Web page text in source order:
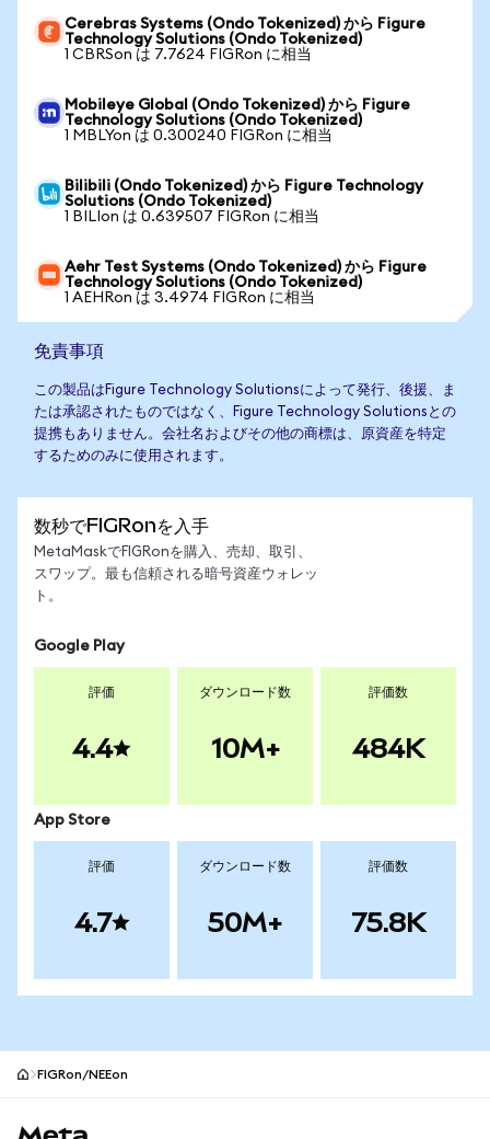
Cerebras Systems (Ondo Tokenized) から Figure
Technology Solutions (Ondo Tokenized)
1 CBRSon は 7.7624 FIGRon に相当
Mobileye Global (Ondo Tokenized) から Figure
Technology Solutions (Ondo Tokenized)
1 MBLYon は 0.300240 FIGRon に相当
Bilibili (Ondo Tokenized) から Figure Technology
Solutions (Ondo Tokenized)
1 BILIon は 0.639507 FIGRon に相当
Aehr Test Systems (Ondo Tokenized) から Figure
Technology Solutions (Ondo Tokenized)
1 AEHRon は 3.4974 FIGRon に相当
免責事項
この製品はFigure Technology Solutionsによって発行、後援、ま
たは承認されたものではなく、Figure Technology Solutionsとの
提携もありません。会社名およびその他の商標は、原資産を特定
するためのみに使用されます。
数秒でFIGRonを入手
MetaMaskでFIGRonを購入、売却、取引、
スワップ。最も信頼される暗号資産ウォレッ
ト。
Google Play
評価
4.4
ダウンロード数
10M+
評価数
484K
App Store
評価
4.7
ダウンロード数
50M+
評価数
75.8K
FIGRon/NEEon